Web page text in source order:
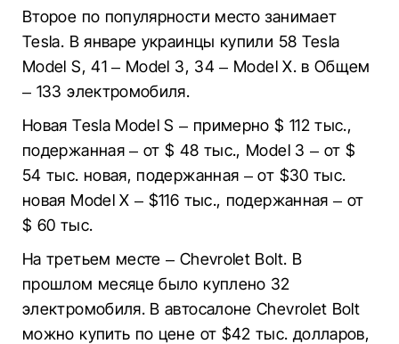
Второе по популярности место занимает
Tesla. В январе украинцы купили 58 Tesla
Model S, 41 – Model 3, 34 – Model X. в Общем
– 133 электромобиля.
Новая Tesla Model S – примерно $ 112 тыс.,
подержанная – от $ 48 тыс., Model 3 – от $
54 тыс. новая, подержанная – от $30 тыс.
новая Model X – $116 тыс., подержанная – от
$ 60 тыс.
На третьем месте – Chevrolet Bolt. В
прошлом месяце было куплено 32
электромобиля. В автосалоне Chevrolet Bolt
можно купить по цене от $42 тыс. долларов,